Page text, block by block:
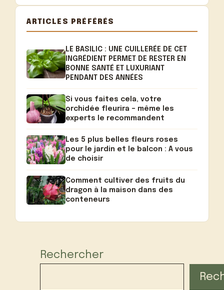
ARTICLES PRÉFÉRÉS
LE BASILIC : UNE CUILLERÉE DE CET
INGRÉDIENT PERMET DE RESTER EN
BONNE SANTÉ ET LUXURIANT
PENDANT DES ANNÉES
Si vous faites cela, votre
orchidée fleurira – même les
experts le recommandent
Les 5 plus belles fleurs roses
pour le jardin et le balcon : A vous
de choisir
Comment cultiver des fruits du
dragon à la maison dans des
conteneurs
Rechercher